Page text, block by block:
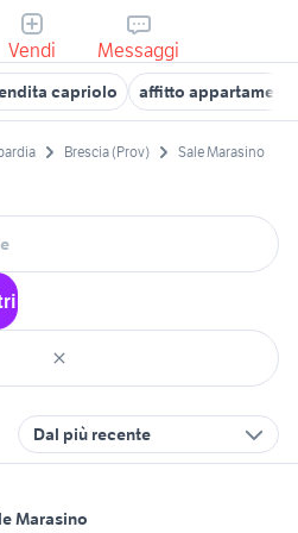
Vendi Messaggi
capriolo affitto appartamenti
Brescia (Prov) Sale Marasino
Dal più recente
Marasino